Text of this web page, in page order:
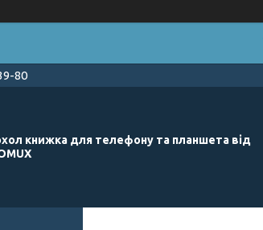
80
книжка для телефону та планшета від